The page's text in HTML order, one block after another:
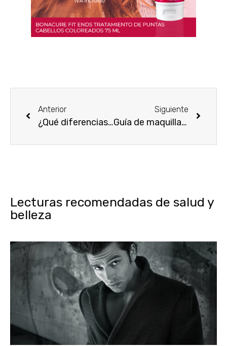
Anterior
¿Qué diferencias hay entre una CC Cream y una BB cream?
Siguiente
Guía de maquillaje paso a paso si tienes los ojos marrones
Lecturas recomendadas de salud y
belleza